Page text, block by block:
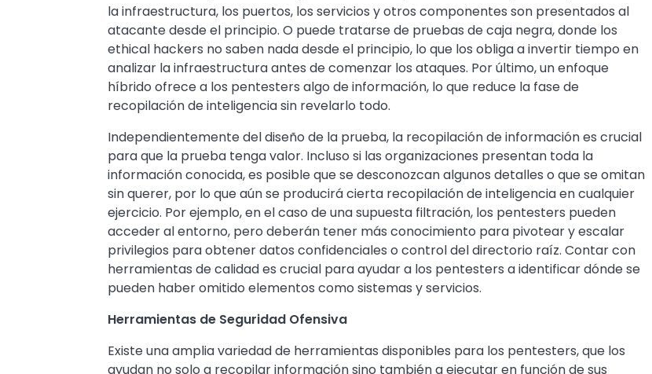
la infraestructura, los puertos, los servicios y otros componentes son presentados al
atacante desde el principio. O puede tratarse de pruebas de caja negra, donde los
ethical hackers no saben nada desde el principio, lo que los obliga a invertir tiempo en
analizar la infraestructura antes de comenzar los ataques. Por último, un enfoque
híbrido ofrece a los pentesters algo de información, lo que reduce la fase de
recopilación de inteligencia sin revelarlo todo.
Independientemente del diseño de la prueba, la recopilación de información es crucial
para que la prueba tenga valor. Incluso si las organizaciones presentan toda la
información conocida, es posible que se desconozcan algunos detalles o que se omitan
sin querer, por lo que aún se producirá cierta recopilación de inteligencia en cualquier
ejercicio. Por ejemplo, en el caso de una supuesta filtración, los pentesters pueden
acceder al entorno, pero deberán tener más conocimiento para pivotear y escalar
privilegios para obtener datos confidenciales o control del directorio raíz. Contar con
herramientas de calidad es crucial para ayudar a los pentesters a identificar dónde se
pueden haber omitido elementos como sistemas y servicios.
Herramientas de Seguridad Ofensiva
Existe una amplia variedad de herramientas disponibles para los pentesters, que los
ayudan no solo a recopilar información sino también a ejecutar en función de sus